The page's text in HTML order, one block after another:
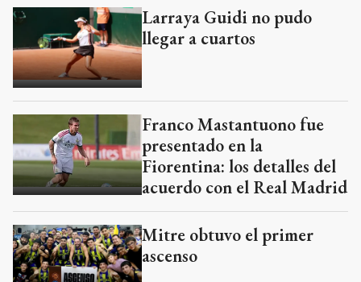
Larraya Guidi no pudo
llegar a cuartos
Franco Mastantuono fue
presentado en la
Fiorentina: los detalles del
acuerdo con el Real Madrid
Mitre obtuvo el primer
ascenso